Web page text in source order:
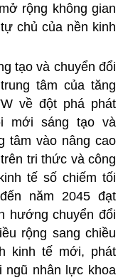
rộng không gian
chủ của nền kinh
tạo và chuyển đổi
tâm của tăng
về đột phá phát
mới sáng tạo và
tâm vào nâng cao
tri thức và công
tế số chiếm tối
năm 2045 đạt
hướng chuyển đổi
rộng sang chiều
kinh tế mới, phát
ngũ nhân lực khoa